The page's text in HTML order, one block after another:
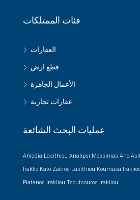
فئات الممتلكات
العقارات
قطع ارض
الأعمال الجاهزة
عقارات تجارية
عمليات البحث الشائعة
Ahladia Lasithiou Analipsi Messinias Ano
Iraklio Kato Zakros Lasithiou Koumasa
Platanos Irakliou Tsoutsouros Irakliou